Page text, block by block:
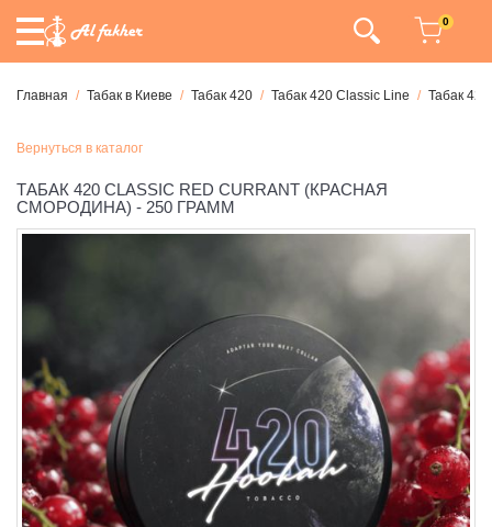
0
Главная Табак в Киеве Табак 420 Табак 420 Classic Line Табак
Вернуться в каталог
ТАБАК 420 CLASSIC RED CURRANT (КРАСНАЯ
СМОРОДИНА) - 250 ГРАММ